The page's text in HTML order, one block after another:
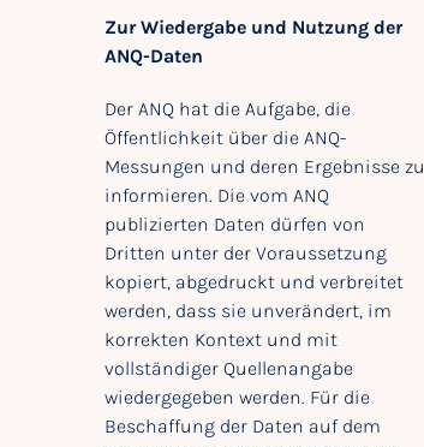
Zur Wiedergabe und Nutzung der
ANQ-Daten
Der ANQ hat die Aufgabe, die
Öffentlichkeit über die ANQ-
Messungen und deren Ergebnisse zu
informieren. Die vom ANQ
publizierten Daten dürfen von
Dritten unter der Voraussetzung
kopiert, abgedruckt und verbreitet
werden, dass sie unverändert, im
korrekten Kontext und mit
vollständiger Quellenangabe
wiedergegeben werden. Für die
Beschaffung der Daten auf dem